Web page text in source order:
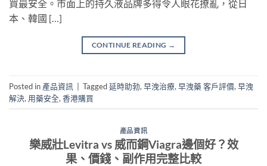
買最安全。市面上的持久液品牌多得令人眼花撩亂，從日
本、韓國 […]
CONTINUE READING →
Posted in 產品資訊 | Tagged延時助勃, 早洩治療, 早洩藥 客戶評價, 早洩
解決, 用藥安全, 香港購買
產品資訊
樂威壯Levitra vs 威而鋼Viagra邊個好？效
果、價錢、副作用完整比較